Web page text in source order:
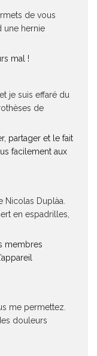
de vous
une hernie
mal !
je suis effaré du
de
partager et le fait
facilement aux
Nicolas Duplàa.
en espadrilles,
membres
me permettez.
douleurs